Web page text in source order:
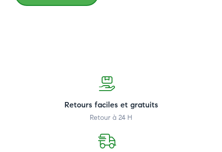
Retours faciles et gratuits
Retour à 24 H